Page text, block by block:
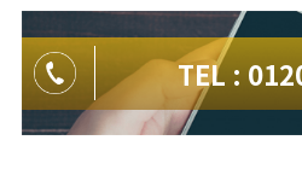
TEL :